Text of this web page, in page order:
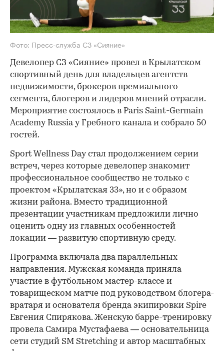
Фото: Пресс-служба СЗ «Сияние»
Девелопер СЗ «Сияние» провел в Крылатском
спортивный день для владельцев агентств
недвижимости, брокеров премиального
сегмента, блогеров и лидеров мнений отрасли.
Мероприятие состоялось в Paris Saint-Germain
Academy Russia у Гребного канала и собрало 50
гостей.
Sport Wellness Day стал продолжением серии
встреч, через которые девелопер знакомит
профессиональное сообщество не только с
проектом «Крылатская 33», но и с образом
жизни района. Вместо традиционной
презентации участникам предложили лично
оценить одну из главных особенностей
локации — развитую спортивную среду.
Программа включала два параллельных
направления. Мужская команда приняла
участие в футбольном мастер-классе и
товарищеском матче под руководством блогера-
вратаря и основателя бренда экипировки Spire
Евгения Спирякова. Женскую барре-тренировку
провела Самира Мустафаева — основательница
сети студий SM Stretching и автор масштабных